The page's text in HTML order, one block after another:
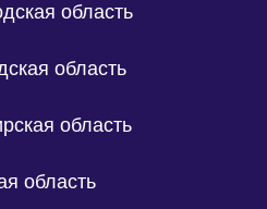
область
область
область
область